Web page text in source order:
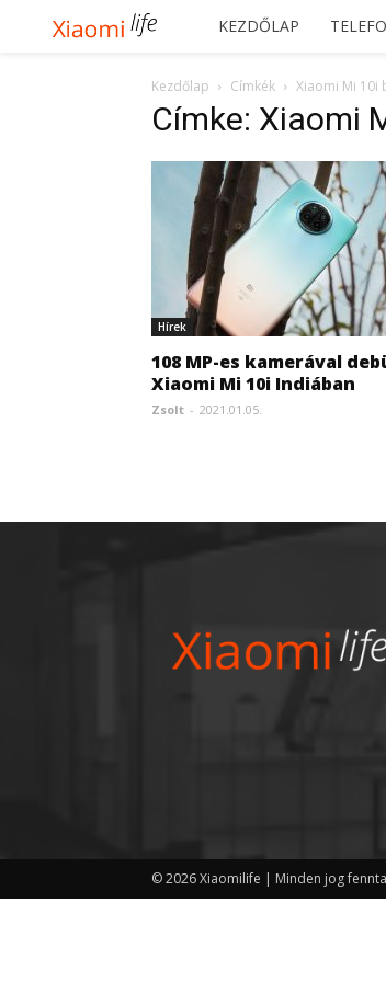
Xiaomilife
KEZDŐLAP
Kezdőlap Címkék Xiaomi Mi 10i
Címke: Xiaomi
Hírek
108 MP-es kamerával
Xiaomi Mi 10i Indiában
Zsolt - 2021.01.05.
© 2026 Xiaomilife | Minden jog